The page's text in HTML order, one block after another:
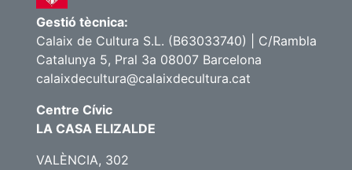
Gestió tècnica:
Calaix de Cultura S.L. (B63033740) | C/Rambla
Catalunya 5, Pral 3a 08007 Barcelona
calaixdecultura@calaixdecultura.cat
Centre Cívic
LA CASA ELIZALDE
VALÈNCIA, 302